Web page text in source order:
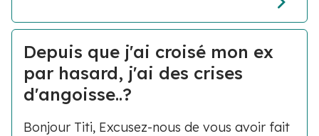
Depuis que j'ai croisé mon ex
par hasard, j'ai des crises
d'angoisse..?
Bonjour Titi, Excusez-nous de vous avoir fait